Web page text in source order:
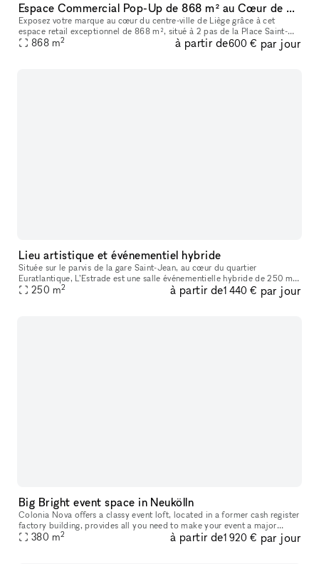
Espace Commercial Pop-Up de 868 m² au Cœur de Liège, Passage Piéton Premium (Place Saint-Lambert)
Exposez votre marque au cœur du centre-ville de Liège grâce à cet
espace retail exceptionnel de 868 m², situé à 2 pas de la Place Saint-
Lambert, dans un environnement à forte affluence. Idéal pour un
868 m2 à partir de600 € par jour
Lieu artistique et événementiel hybride
Située sur le parvis de la gare Saint-Jean, au cœur du quartier
Euratlantique, L’Estrade est une salle événementielle hybride de 250 m²,
pensée pour accueillir tous types d’événements professionnels
250 m2 à partir de1 440 € par jour
Big Bright event space in Neukölln
Colonia Nova offers a classy event loft, located in a former cash register
factory building, provides all you need to make your event a major
success. The loft includes a 30 sqm custom-made bar area,
380 m2 à partir de1 920 € par jour